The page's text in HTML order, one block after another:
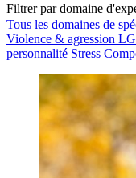
Filtrer par domaine
Tous les domaines de
Violence & agression
personnalité Stress